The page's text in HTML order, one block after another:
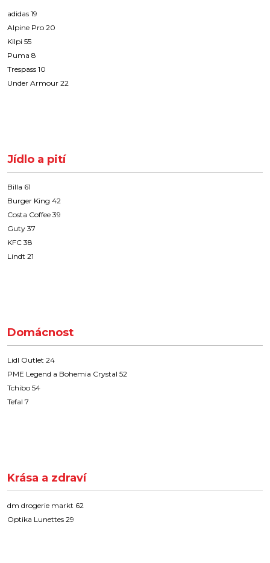
adidas 19
Alpine Pro 20
Kilpi 55
Puma 8
Trespass 10
Under Armour 22
Jídlo a pití
Billa 61
Burger King 42
Costa Coffee 39
Guty 37
KFC 38
Lindt 21
Domácnost
Lidl Outlet 24
PME Legend a Bohemia Crystal 52
Tchibo 54
Tefal 7
Krása a zdraví
dm drogerie markt 62
Optika Lunettes 29